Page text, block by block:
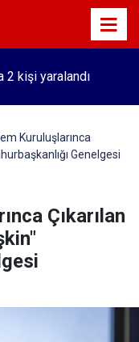
2 kişi yaralandı
Kuruluşlarınca
Genelgesi
Çıkarılan